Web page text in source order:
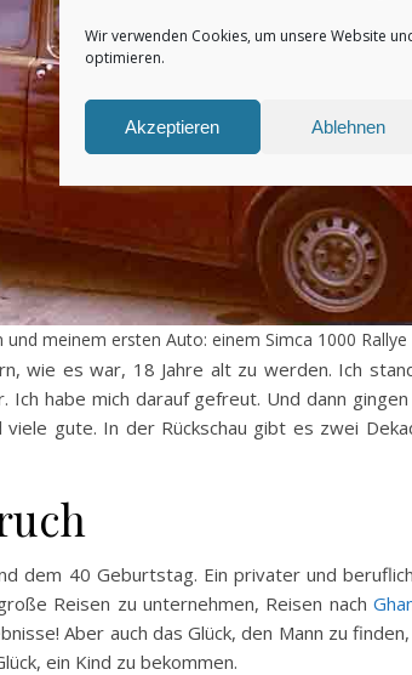
Wir verwenden Cookies, um unsere Website
optimieren.
Akzeptieren Ablehnen
und meinem ersten Auto: einem Simca 1000 Rallye
wie es war, 18 Jahre alt zu werden. Ich
habe mich darauf gefreut. Und dann gingen
viele gute. In der Rückschau gibt es zwei
dem 40 Geburtstag. Ein privater und
Reisen zu unternehmen, Reisen nach
Aber auch das Glück, den Mann zu
ein Kind zu bekommen.